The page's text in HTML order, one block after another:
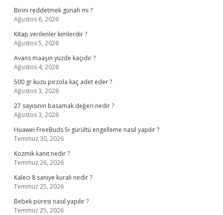
Birini reddetmek günah mı ?
Ağustos 6, 2026
Kitap verilenler kimlerdir ?
Ağustos 5, 2026
Avans maaşın yüzde kaçıdır ?
Ağustos 4, 2026
500 gr kuzu pirzola kaç adet eder ?
Ağustos 3, 2026
27 sayısının basamak değeri nedir ?
Ağustos 3, 2026
Huawei FreeBuds 5i gürültü engelleme nasıl yapılır ?
Temmuz 30, 2026
Kozmik kanıt nedir ?
Temmuz 26, 2026
Kaleci 8 saniye kuralı nedir ?
Temmuz 25, 2026
Bebek püresi nasıl yapılır ?
Temmuz 25, 2026